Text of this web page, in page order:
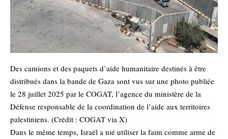
Des camions et des paquets d’aide humanitaire destinés à être
distribués dans la bande de Gaza sont vus sur une photo publiée
le 28 juillet 2025 par le COGAT, l’agence du ministère de la
Défense responsable de la coordination de l’aide aux territoires
palestiniens. (Crédit : COGAT via X)
Dans le même temps, Israël a nié utiliser la faim comme arme de